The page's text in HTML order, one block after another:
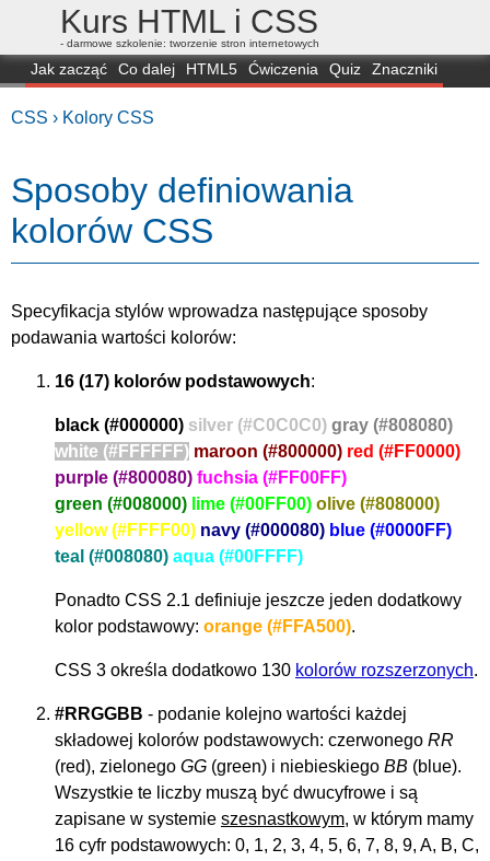
Kurs HTML i CSS
- darmowe szkolenie: tworzenie stron internetowych
Jak zacząć Co dalej HTML5 Ćwiczenia Quiz
Znaczniki
CSS › Kolory CSS
Sposoby definiowania
kolorów CSS
Specyfikacja stylów wprowadza następujące sposoby
podawania wartości kolorów:
16 (17) kolorów podstawowych:
black (#000000) silver (#C0C0C0) gray (#808080)
white (#FFFFFF) maroon (#800000) red (#FF0000)
purple (#800080) fuchsia (#FF00FF)
green (#008000) lime (#00FF00) olive (#808000)
yellow (#FFFF00) navy (#000080) blue (#0000FF)
teal (#008080) aqua (#00FFFF)
Ponadto CSS 2.1 definiuje jeszcze jeden dodatkowy
kolor podstawowy: orange (#FFA500).
CSS 3 określa dodatkowo 130 kolorów rozszerzonych.
#RRGGBB - podanie kolejno wartości każdej
składowej kolorów podstawowych: czerwonego RR
(red), zielonego GG (green) i niebieskiego BB (blue).
Wszystkie te liczby muszą być dwucyfrowe i są
zapisane w systemie szesnastkowym, w którym mamy
16 cyfr podstawowych: 0, 1, 2, 3, 4, 5, 6, 7, 8, 9, A, B, C,